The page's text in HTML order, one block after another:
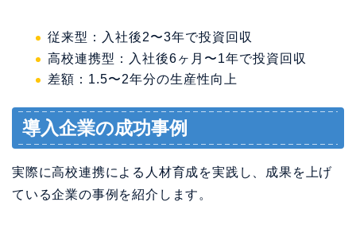
従来型：入社後2〜3年で投資回収
高校連携型：入社後6ヶ月〜1年で投資回収
差額：1.5〜2年分の生産性向上
導入企業の成功事例
実際に高校連携による人材育成を実践し、成果を上げ
ている企業の事例を紹介します。